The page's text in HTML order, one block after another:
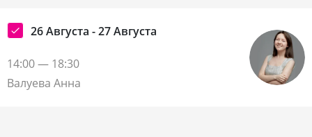
26 Августа - 27 Августа
14:00 — 18:30
Валуева Анна